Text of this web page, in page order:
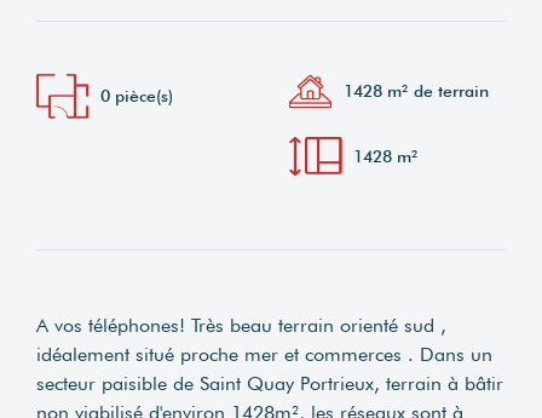
0 pièce(s) 1428 m² de terrain
1428 m²
A vos téléphones! Très beau terrain orienté sud ,
idéalement situé proche mer et commerces . Dans un
secteur paisible de Saint Quay Portrieux, terrain à bâtir
non viabilisé d'environ 1428m², les réseaux sont à